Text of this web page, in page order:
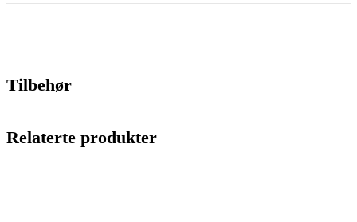
Tilbehør
Relaterte produkter